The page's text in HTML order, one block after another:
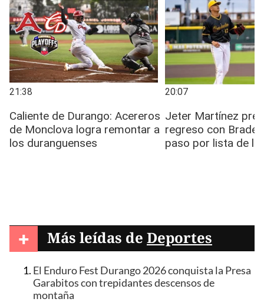
+ Más leídas de Deportes
El Enduro Fest Durango 2026 conquista la Presa
Garabitos con trepidantes descensos de
montaña